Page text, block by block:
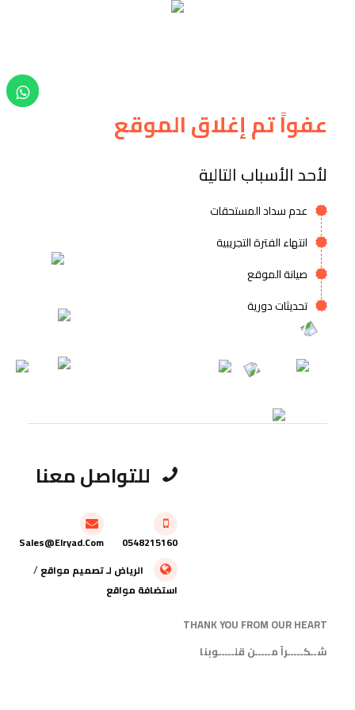
عفواً تم إغلاق الموقع
لأحد الأسباب التالية
عدم سداد المستحقات
انتهاء الفترة التجريبية
صيانة الموقع
تحديثات دورية
للتواصل معنا
0548215160
Sales@elryad.com
الرياض لـتصميم مواقع/
استضافة مواقع
THANK YOU FROM OUR HEART
شــكـــــراً مـــــن قلـــــوبنا